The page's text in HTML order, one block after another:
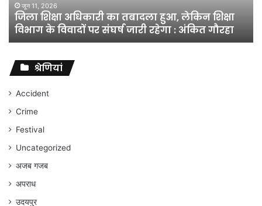
शिक्षा
विभाग
विवादों
संघर्ष
जारी
रहेगा
अंकित
गौरहा
जून 11, 2026
जिला शिक्षा अधिकारी का तबादला हुआ, लेकिन शिक्षा
विभाग के विवादों पर संघर्ष जारी रहेगा : अंकित गौरहा
श्रेणियां
Accident
Crime
Festival
Uncategorized
अजब गजब
अपराध
उदयपुर